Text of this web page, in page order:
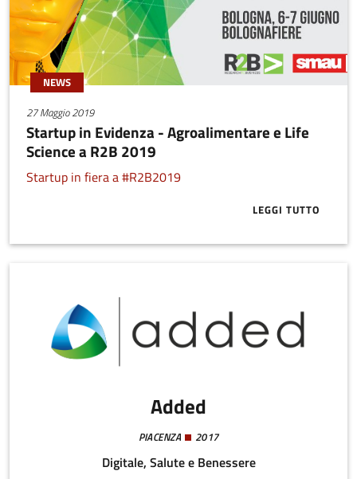
NEWS
27 Maggio 2019
Startup in Evidenza - Agroalimentare e Life
Science a R2B 2019
Startup in fiera a #R2B2019
LEGGI TUTTO
ABOUT
Added
PIACENZA 2017
Digitale, Salute e Benessere